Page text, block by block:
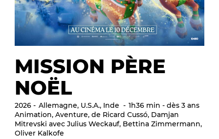
MISSION PÈRE
NOËL
2026 Allemagne, U.S.A., Inde
1h36 min - dès 3 ans
Animation, Aventure, de Ricard Cussó, Damjan
Mitrevski avec Julius Weckauf, Bettina Zimmermann,
Oliver Kalkofe